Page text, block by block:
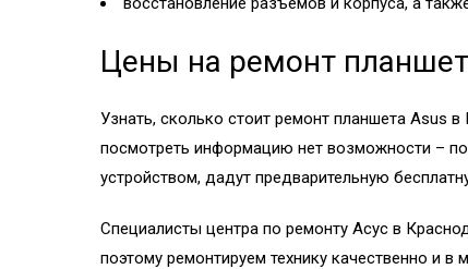
Цены на ремонт
Узнать, сколько стоит ремонт планшета Asus
посмотреть информацию нет возможности –
устройством, дадут предварительную
Специалисты центра по ремонту Асус в
поэтому ремонтируем технику качественно и